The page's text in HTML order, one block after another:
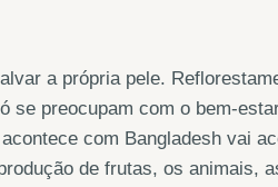
a própria pele.
se preocupam com o bem-
com Bangladesh vai
de frutas, os animais,